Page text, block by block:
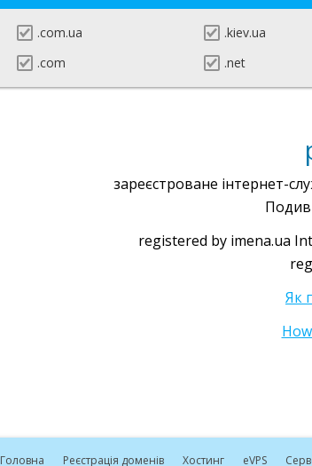
.com.ua .kiev.ua
.com .net
зареєстроване інтернет-
registered by imena.ua
Як
Головна Реєстрація доменів Хостинг eVPS